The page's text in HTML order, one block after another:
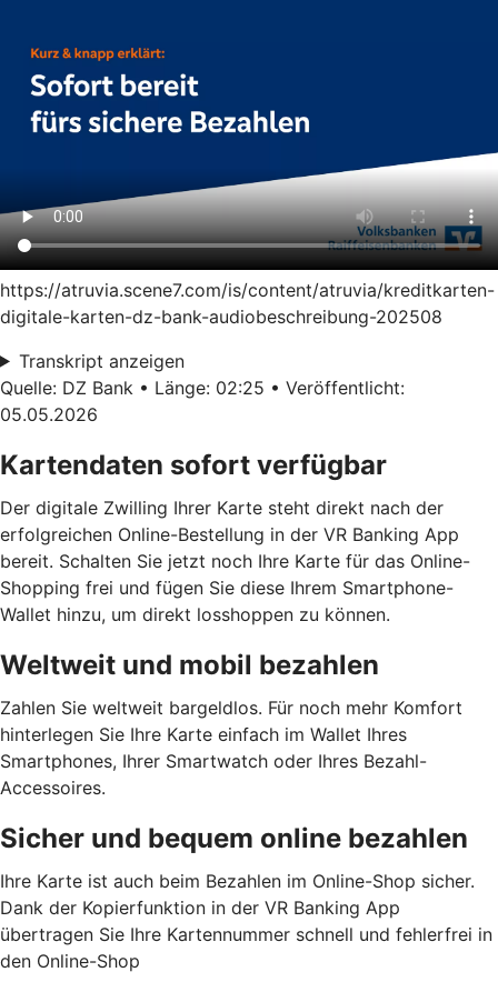
https://atruvia.scene7.com/is/content/atruvia/kreditkarten-
digitale-karten-dz-bank-audiobeschreibung-202508
Transkript anzeigen
Quelle: DZ Bank • Länge: 02:25 • Veröffentlicht:
05.05.2026
Kartendaten sofort verfügbar
Der digitale Zwilling Ihrer Karte steht direkt nach der
erfolgreichen Online-Bestellung in der VR Banking App
bereit. Schalten Sie jetzt noch Ihre Karte für das Online-
Shopping frei und fügen Sie diese Ihrem Smartphone-
Wallet hinzu, um direkt losshoppen zu können.
Weltweit und mobil bezahlen
Zahlen Sie weltweit bargeldlos. Für noch mehr Komfort
hinterlegen Sie Ihre Karte einfach im Wallet Ihres
Smartphones, Ihrer Smartwatch oder Ihres Bezahl-
Accessoires.
Sicher und bequem online bezahlen
Ihre Karte ist auch beim Bezahlen im Online-Shop sicher.
Dank der Kopierfunktion in der VR Banking App
übertragen Sie Ihre Kartennummer schnell und fehlerfrei in
den Online-Shop